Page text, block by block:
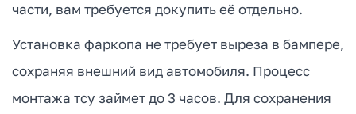
части, вам требуется докупить её отдельно.
Установка фаркопа не требует выреза в бампере,
сохраняя внешний вид автомобиля. Процесс
монтажа тсу займет до 3 часов. Для сохранения